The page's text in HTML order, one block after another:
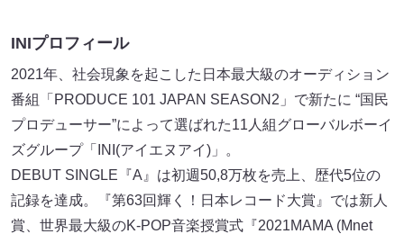
INIプロフィール
2021年、社会現象を起こした日本最大級のオーディション
番組「PRODUCE 101 JAPAN SEASON2」で新たに “国民
プロデューサー”によって選ばれた11人組グローバルボーイ
ズグループ「INI(アイエヌアイ)」。
DEBUT SINGLE『A』は初週50,8万枚を売上、歴代5位の
記録を達成。『第63回輝く！日本レコード大賞』では新人
賞、世界最大級のK-POP音楽授賞式『2021MAMA (Mnet